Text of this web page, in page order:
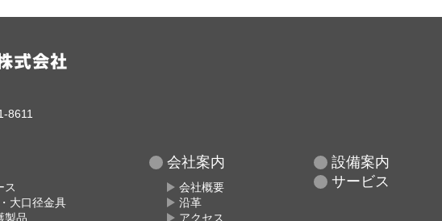
8611
ス
大口径金具
製品
会社案内
会社概要
沿革
アクセス
設備案内
サービス